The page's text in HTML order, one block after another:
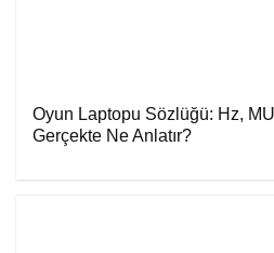
Oyun Laptopu Sözlüğü: Hz,
Gerçekte Ne Anlatır?